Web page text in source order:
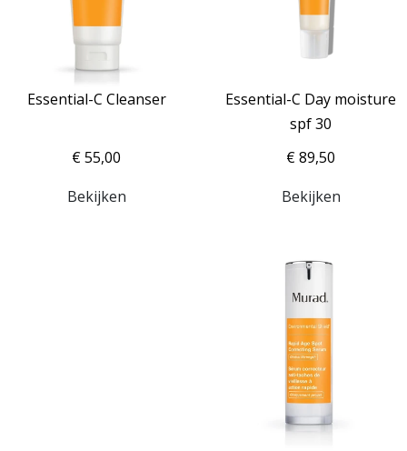
Essential-C Cleanser
€ 55,00
Bekijken
Essential-C Day moisture
spf 30
€ 89,50
Bekijken